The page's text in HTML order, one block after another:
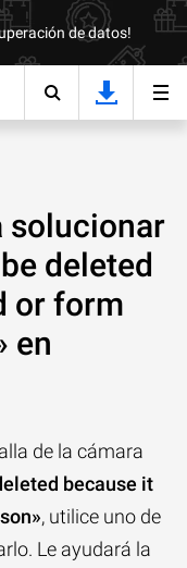
de datos!
solucionar
deleted
or form
en
de la cámara
because it
, utilice uno de
Le ayudará la